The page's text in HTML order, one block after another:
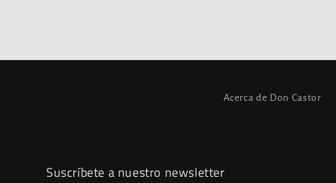
Acerca de Don Castor
Suscríbete a nuestro newsletter